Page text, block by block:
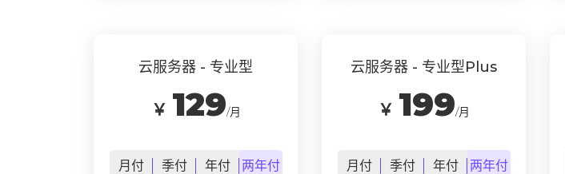
云服务器 - 专业型
￥ 129/月
月 付 季付 年付 两年付
云服务器 - 专业型Plus
￥ 199/月
月 付 季付 年付 两年付